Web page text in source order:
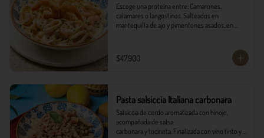
Escoge una proteína entre: Camarones,
calamares o langostinos. Salteados en
mantequilla de ajo y pimentones asados, en
$47.900
Pasta salsiccia Italiana carbonara
Salsiccia de cerdo aromatizada con hinojo,
acompañada de salsa
carbonara y tocineta. Finalizada con vino tinto y